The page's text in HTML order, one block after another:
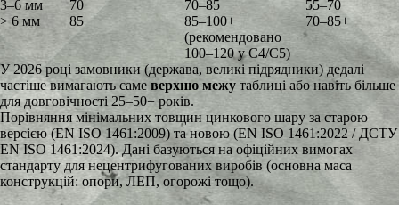
3–6 мм 70 70–85
55–70
> 6 мм
85
85–100+
(рекомендовано
100–120 у C4/C5)
70–85+
У 2026 році замовники (держава, великі підрядники) дедалі
частіше вимагають саме верхню межу таблиці або навіть більше
для довговічності 25–50+ років.
Порівняння мінімальних товщин цинкового шару за старою
версією (EN ISO 1461:2009) та новою (EN ISO 1461:2022 / ДСТУ
EN ISO 1461:2024). Дані базуються на офіційних вимогах
стандарту для нецентрифугованих виробів (основна маса
конструкцій: опори, ЛЕП, огорожі тощо).